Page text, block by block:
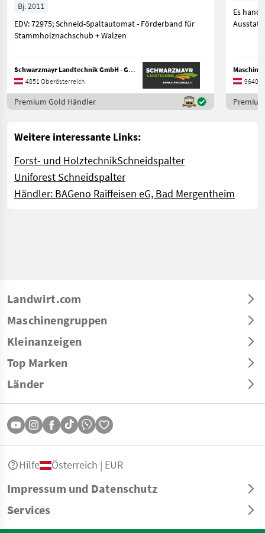
Bj. 2011
EDV: 72975; Schneid-Spaltautomat - Förderband für
Stammholznachschub + Walzen
Schwarzmayr Landtechnik GmbH - Gampern
4851 Oberösterreich
Premium Gold Händler
Es
9640
Weitere interessante Links:
Forst- und HolztechnikSchneidspalter
Uniforest Schneidspalter
Händler: BAGeno Raiffeisen eG, Bad Mergentheim
Landwirt.com
Maschinengruppen
Kleinanzeigen
Top Marken
Länder
Impressum und Datenschutz
Services
Hilfe Österreich | EUR